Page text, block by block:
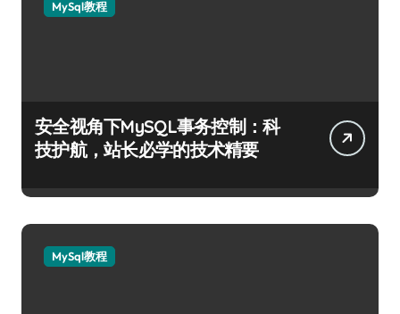
MySql教程
安全视角下MySQL事务控制：科
技护航，站长必学的技术精要
MySql教程